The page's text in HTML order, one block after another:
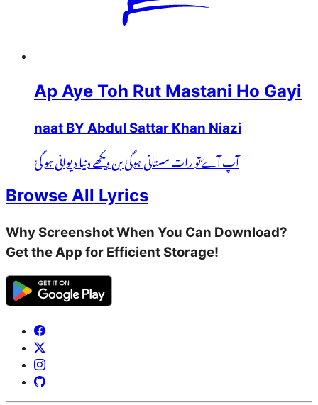
Ap Aye Toh Rut Mastani Ho Gayi
naat BY Abdul Sattar Khan Niazi
آپ آۓتو رات مستانی ہوگئ بن دیکھے دنیا دیوانی ہو گئ
Browse All Lyrics
Why Screenshot When You Can Download?
Get the App for Efficient Storage!